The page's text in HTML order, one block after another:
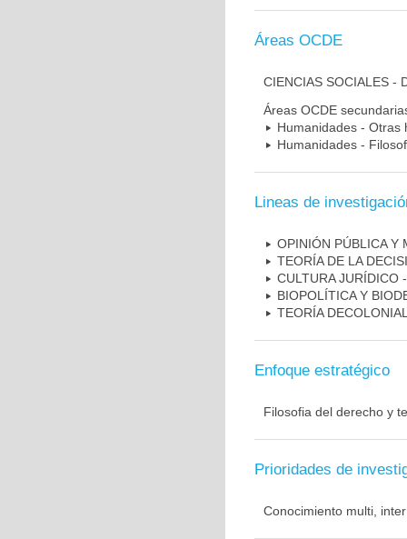
Áreas OCDE
CIENCIAS SOCIALES -
Áreas OCDE
Humanidades - Otras
Humanidades -
Lineas de
OPINIÓN PÚBLICA Y
TEORÍA DE LA
CULTURA JURÍDICO
BIOPOLÍTICA Y
TEORÍA
Enfoque estratégico
Filosofia del derecho y
Prioridades de
Conocimiento multi,